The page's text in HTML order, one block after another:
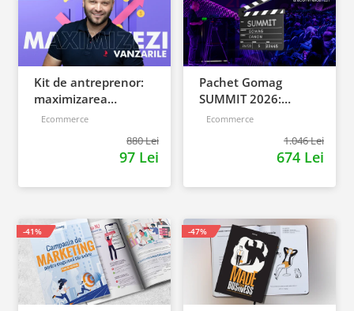
Kit de antreprenor:
maximizarea
vanzarilor de la start,
Ecommerce
880 Lei
97 Lei
Pachet Gomag
SUMMIT 2026:
inregistrari +
Ecommerce
1.046 Lei
674 Lei
-41% -47%